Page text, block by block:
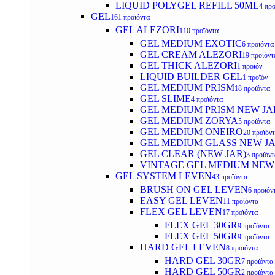
LIQUID POLYGEL REFILL 50ML4
GEL161 προϊόντα
GEL ALEZORI110 προϊόντα
GEL MEDIUM EXOTIC6 προϊόντα
GEL CREAM ALEZORI19
GEL THICK ALEZORI1 προϊόν
LIQUID BUILDER GEL1 προϊόν
GEL MEDIUM PRISM18 προϊόντα
GEL SLIME4 προϊόντα
GEL MEDIUM PRISM NEW
GEL MEDIUM ZORYA5 προϊόντα
GEL MEDIUM ONEIRO20
GEL MEDIUM GLASS NEW
GEL CLEAR (NEW JAR)3
VINTAGE GEL MEDIUM
GEL SYSTEM LEVEN43 προϊόντα
BRUSH ON GEL LEVEN6
EASY GEL LEVEN11 προϊόντα
FLEX GEL LEVEN17 προϊόντα
FLEX GEL 30GR9 προϊόντα
FLEX GEL 50GR9 προϊόντα
HARD GEL LEVEN8 προϊόντα
HARD GEL 30GR7 προϊόντα
HARD GEL 50GR2 προϊόντα